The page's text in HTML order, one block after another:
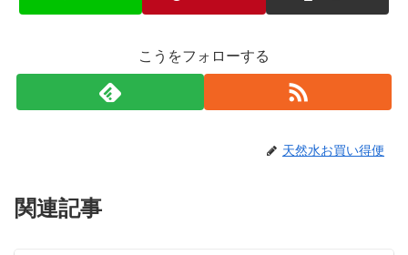
こうをフォローする
天然水お買い得便
関連記事